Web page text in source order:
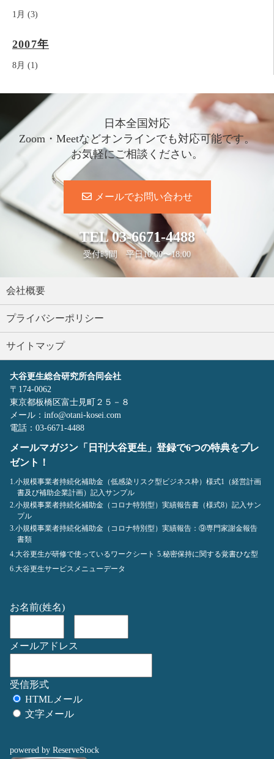
1月 (3)
2007年
8月 (1)
日本全国対応
Zoom・Meetなどオンラインでも対応可能です。
お気軽にご相談ください。
メールでお問い合わせ
TEL03-6671-4488
受付時間 平日10:00〜18:00
会社概要
プライバシーポリシー
サイトマップ
大谷更生総合研究所合同会社
〒174-0062
東京都板橋区富士見町２５－８
メール：info@otani-kosei.com
電話：03-6671-4488
メールマガジン「日刊大谷更生」登録で6つの特典をプレ
ゼント！
1.小規模事業者持続化補助金（低感染リスク型ビジネス枠）様式1（経営計画
書及び補助企業計画）記入サンプル
2.小規模事業者持続化補助金（コロナ特別型）実績報告書（様式8）記入サン
プル
3.小規模事業者持続化補助金（コロナ特別型）実績報告：⑨専門家謝金報告
書類
4.大谷更生が研修で使っているワークシート 5.秘密保持に関する覚書ひな型
6.大谷更生サービスメニューデータ
お名前(姓名)
メールアドレス
受信形式
HTMLメール
文字メール
powered by ReserveStock